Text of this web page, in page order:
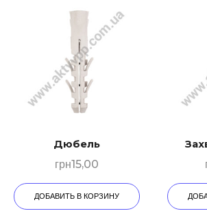
Дюбeль
грн15,00
ДОБАВИТЬ В КОРЗИНУ